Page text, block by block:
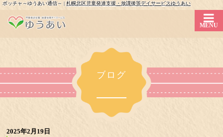
ボッチャ～ゆうあい通信～ |札幌北区児童発達支援・放課後等デイサービスゆうあい
MENU
ブログ
2025年2月19日